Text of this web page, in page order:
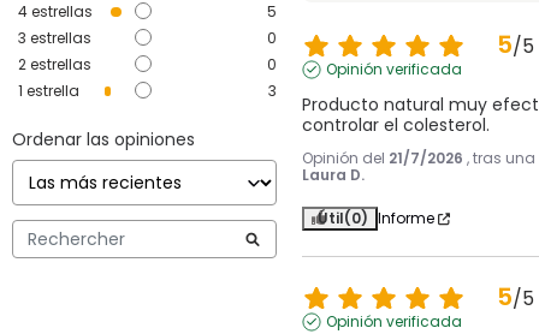
4estrellas
5
3 estrellas
0
2estrellas
0
1 estrella 3
Ordenar las opiniones
5/5
Opinión verificada
Producto natural muy
controlar el colesterol.
Opinión del 21/7/2026 , tras
Laura D.
Útil(0) Informe
5/5
Opinión verificada